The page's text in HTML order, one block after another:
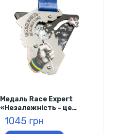
Медаль Race Expert
«Незалежність - це
кожен з нас»
1045 грн